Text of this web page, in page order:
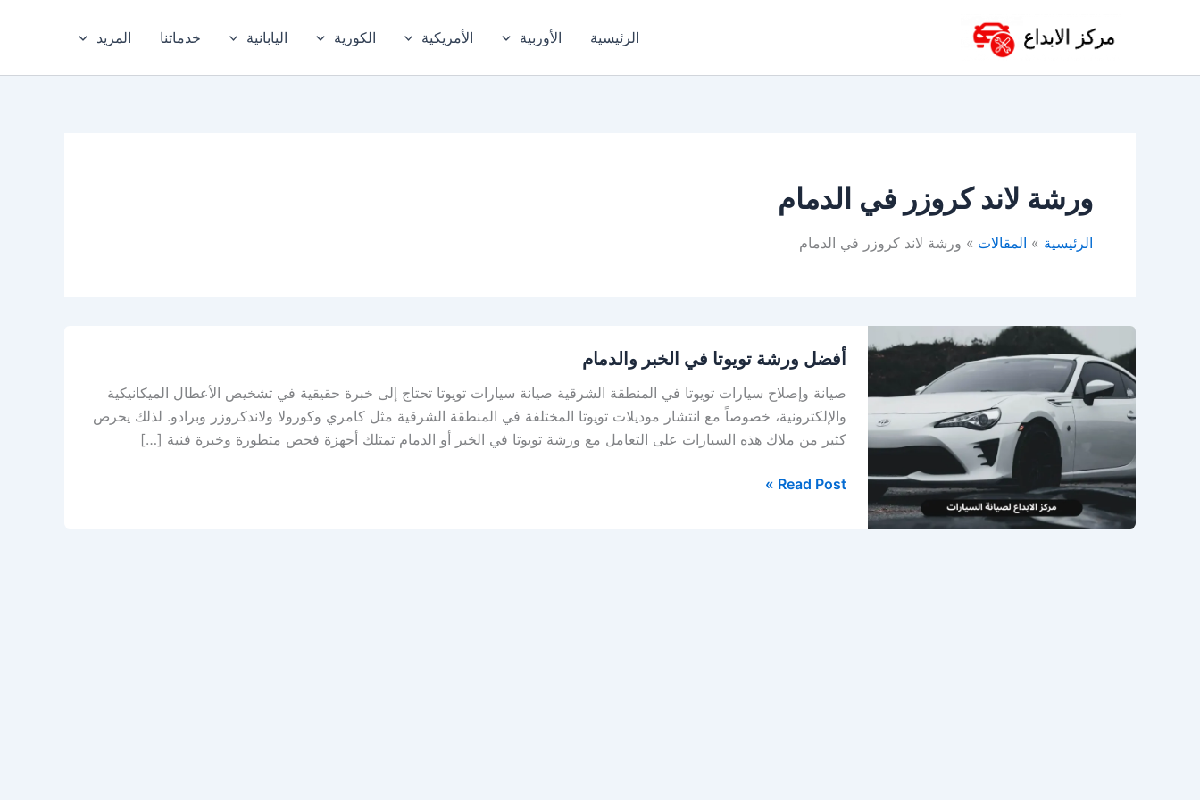
الرئيسية الأوربية الأمريكية الكورية اليابانية خدماتنا المزيد
ورشة لاند كروزر في الدمام
الرئيسية المقالات ورشة لاند كروزر في الدمام
أفضل ورشة تويوتا في الخبر والدمام
صيانة وإصلاح سيارات تويوتا في المنطقة الشرقية صيانة سيارات تويوتا تحتاج إلى خبرة حقيقية في تشخيص الأعطال الميكانيكية
والإلكترونية، خصوصاً مع انتشار موديلات تويوتا المختلفة في المنطقة الشرقية مثل كامري وكورولا ولاندكروزر وبرادو. لذلك يحرص
كثير من ملاك هذه السيارات على التعامل مع ورشة تويوتا في الخبر أو الدمام تمتلك أجهزة فحص متطورة وخبرة فنية […]
ورشة
في
الخبر
والدمام
Read Post »